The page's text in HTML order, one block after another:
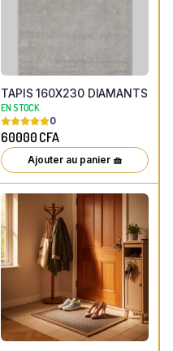
TAPIS 160X230 DIAMANTS
EN STOCK
0
60000 CFA
Ajouter au panier 🧺